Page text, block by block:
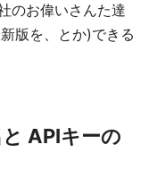
のお偉いさんた達
版を、とか)できる
APIキーの